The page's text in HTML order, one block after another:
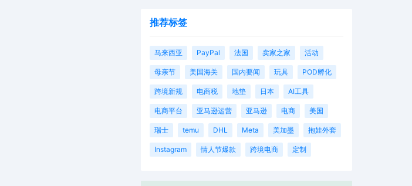
推荐标签
马来西亚 PayPal 法国 卖家之家 活动
母亲节 美国海关 国内要闻 玩具 POD孵化
跨境新规 电商税 地垫 日本 AI工具
电商平台 亚马逊运营 亚马逊 电商 美国
瑞士 temu DHL Meta 美加墨 抱娃外套
Instagram 情人节爆款 跨境电商 定制